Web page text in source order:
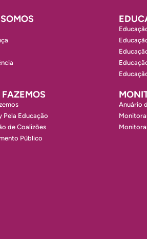
Pela Educação
de Coalizões
Público
Anuário